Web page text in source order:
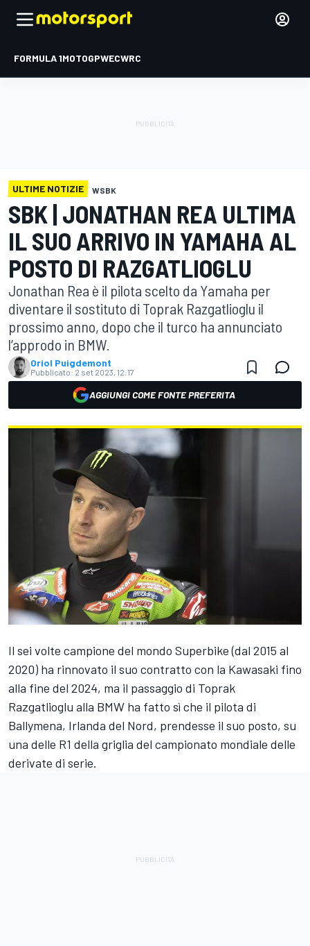
FORMULA 1MOTOGPWECWRC
ULTIME NOTIZIE WSBK
SBK | JONATHAN REA ULTIMA
IL SUO ARRIVO IN YAMAHA AL
POSTO DI RAZGATLIOGLU
Jonathan Rea è il pilota scelto da Yamaha per
diventare il sostituto di Toprak Razgatlioglu il
prossimo anno, dopo che il turco ha annunciato
l’approdo in BMW.
Oriol Puigdemont
Pubblicato: 2 set 2023, 12:17
AGGIUNGI COME FONTE PREFERITA
Il sei volte campione del mondo Superbike (dal 2015 al
2020) ha rinnovato il suo contratto con la Kawasaki fino
alla fine del 2024, ma il passaggio di Toprak
Razgatlioglu alla BMW ha fatto sì che il pilota di
Ballymena, Irlanda del Nord, prendesse il suo posto, su
una delle R1 della griglia del campionato mondiale delle
derivate di serie.